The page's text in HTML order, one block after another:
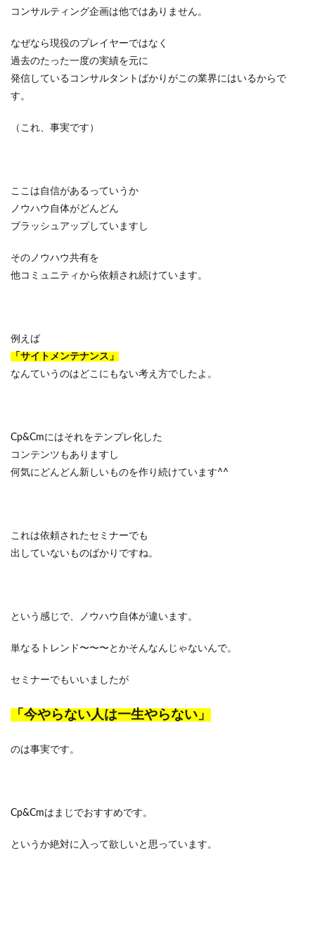
コンサルティング企画は他ではありません。
なぜなら現役のプレイヤーではなく
過去のたった一度の実績を元に
発信しているコンサルタントばかりがこの業界にはいるからで
す。
（これ、事実です）
ここは自信があるっていうか
ノウハウ自体がどんどん
ブラッシュアップしていますし
そのノウハウ共有を
他コミュニティから依頼され続けています。
例えば
「サイトメンテナンス」
なんていうのはどこにもない考え方でしたよ。
Cp&Cmにはそれをテンプレ化した
コンテンツもありますし
何気にどんどん新しいものを作り続けています^^
これは依頼されたセミナーでも
出していないものばかりですね。
という感じで、ノウハウ自体が違います。
単なるトレンド〜〜〜とかそんなんじゃないんで。
セミナーでもいいましたが
「今やらない人は一生やらない」
のは事実です。
Cp&Cmはまじでおすすめです。
というか絶対に入って欲しいと思っています。